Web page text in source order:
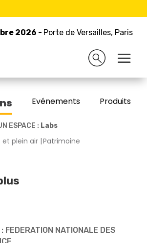
2026 - Porte de Versailles, Paris
2026 - Porte de Versailles, Paris
des exposants
Evénements Produits/
ESPACE : Labs
et plein air Patrimoine
NATIONALE DES